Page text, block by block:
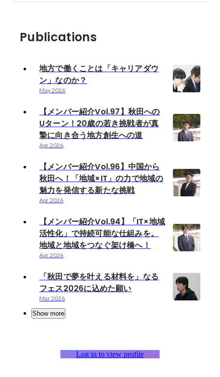
Publications
地方で働くことは「キャリアダウ
ン」なのか？
May 2026
【メンバー紹介Vol.97】秋田への
Uターン！20歳の若き挑戦者が真
摯に向き合う地方創生への道
Apr 2026
【メンバー紹介Vol.96】中国から
秋田へ！「地域×IT」の力で地域の
魅力を発信する新たな挑戦
Apr 2026
【メンバー紹介Vol.94】「IT×地域
活性化」で持続可能な仕組みを。
地域と地域をつなぐ架け橋へ！
Apr 2026
「秋田で夢を叶える材料を」なる
フェス2026に込めた願い
Mar 2026
Show more
Log in to view profile